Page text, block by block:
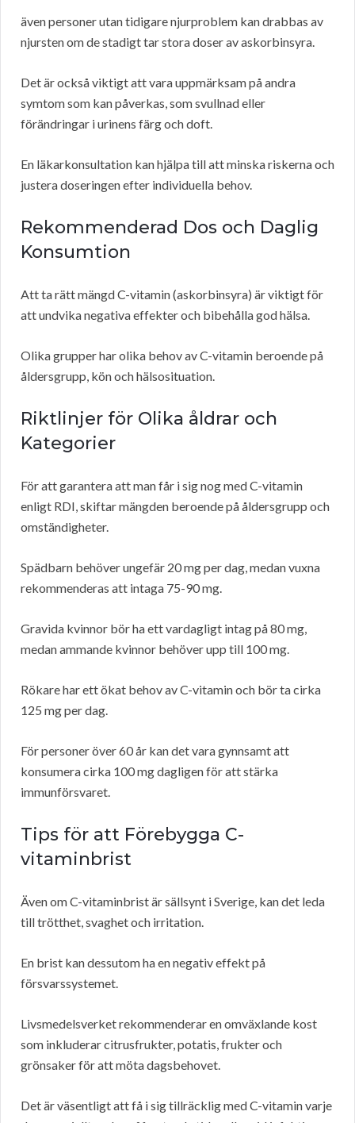
även personer utan tidigare njurproblem kan drabbas av
njursten om de stadigt tar stora doser av askorbinsyra.
Det är också viktigt att vara uppmärksam på andra
symtom som kan påverkas, som svullnad eller
förändringar i urinens färg och doft.
En läkarkonsultation kan hjälpa till att minska riskerna och
justera doseringen efter individuella behov.
Rekommenderad Dos och Daglig
Konsumtion
Att ta rätt mängd C-vitamin (askorbinsyra) är viktigt för
att undvika negativa effekter och bibehålla god hälsa.
Olika grupper har olika behov av C-vitamin beroende på
åldersgrupp, kön och hälsosituation.
Riktlinjer för Olika åldrar och
Kategorier
För att garantera att man får i sig nog med C-vitamin
enligt RDI, skiftar mängden beroende på åldersgrupp och
omständigheter.
Spädbarn behöver ungefär 20 mg per dag, medan vuxna
rekommenderas att intaga 75-90 mg.
Gravida kvinnor bör ha ett vardagligt intag på 80 mg,
medan ammande kvinnor behöver upp till 100 mg.
Rökare har ett ökat behov av C-vitamin och bör ta cirka
125 mg per dag.
För personer över 60 år kan det vara gynnsamt att
konsumera cirka 100 mg dagligen för att stärka
immunförsvaret.
Tips för att Förebygga C-
vitaminbrist
Även om C-vitaminbrist är sällsynt i Sverige, kan det leda
till trötthet, svaghet och irritation.
En brist kan dessutom ha en negativ effekt på
försvarssystemet.
Livsmedelsverket rekommenderar en omväxlande kost
som inkluderar citrusfrukter, potatis, frukter och
grönsaker för att möta dagsbehovet.
Det är väsentligt att få i sig tillräcklig med C-vitamin varje